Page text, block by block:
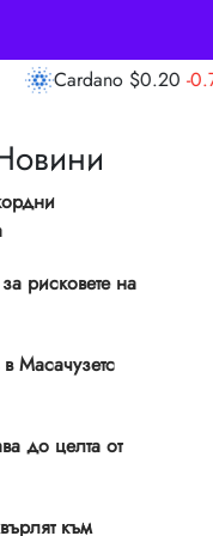
Avalanche
рисковете на
Масачузетс
до целта от
към